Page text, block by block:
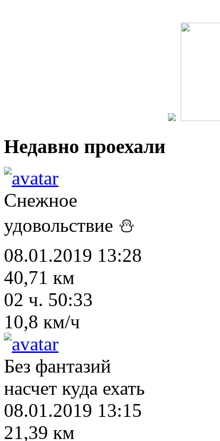
Недавно проехали
Снежное
удовольствие ⛄
08.01.2019 13:28
40,71 км
02 ч. 50:33
10,8 км/ч
Без фантазий
насчет куда ехать
08.01.2019 13:15
21,39 км